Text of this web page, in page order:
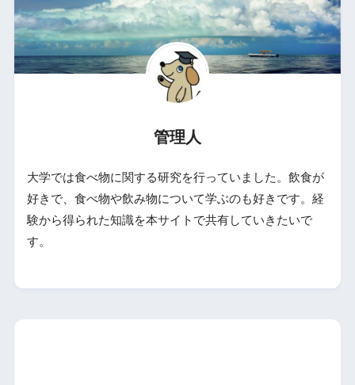
管理人
大学では食べ物に関する研究を行っていました。飲食が
好きで、食べ物や飲み物について学ぶのも好きです。経
験から得られた知識を本サイトで共有していきたいで
す。